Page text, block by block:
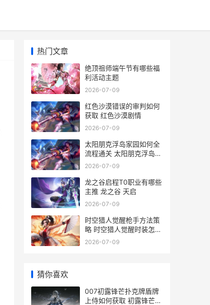
热门文章
绝顶祖师端午节有哪些福
利活动主题
2026-07-09
红色沙漠错误的审判如何
获取 红色沙漠剧情
2026-07-09
太阳朋克浮岛家园如何全
流程通关 太阳朋克浮岛家
园攻略
2026-07-09
龙之谷启程T0职业有哪些
主推 龙之谷 天启
2026-07-09
时空猎人觉醒枪手方法策
略 时空猎人觉醒时装怎么
穿
2026-07-09
猜你喜欢
007初露锋芒扑克牌盾牌
上侍如何获取 初露锋芒啥